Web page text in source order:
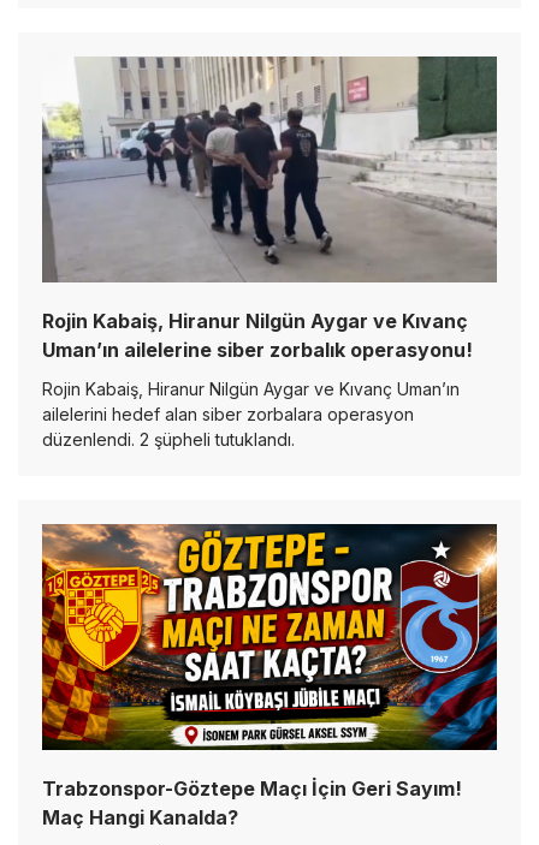
Rojin Kabaiş, Hiranur Nilgün Aygar ve Kıvanç
Uman’ın ailelerine siber zorbalık operasyonu!
Rojin Kabaiş, Hiranur Nilgün Aygar ve Kıvanç Uman’ın
ailelerini hedef alan siber zorbalara operasyon
düzenlendi. 2 şüpheli tutuklandı.
Trabzonspor-Göztepe Maçı İçin Geri Sayım!
Maç Hangi Kanalda?